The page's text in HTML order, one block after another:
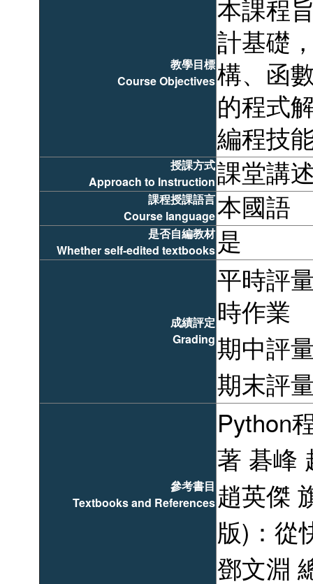
教學目標
Course Objectives
本課程
計基礎
構、函
的程式
編程技
授課方式
Approach to Instruction 課堂講
課程授課語言
Course language 本國語
是否自編教材
Whether self-edited textbooks 是
成績評定
Grading
平時評
時作業
期中評
期末評
參考書目
Textbooks and References
Python
著 碁峰
趙英傑
版)：從
鄧文淵